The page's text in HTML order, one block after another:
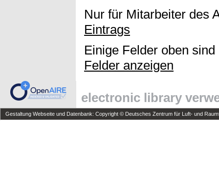
Nur für Mitarbeiter des
Eintrags
Einige Felder oben
Felder anzeigen
electronic library
Gestaltung Webseite und Datenbank: Copyright © Deutsches Zentrum für Luft- und